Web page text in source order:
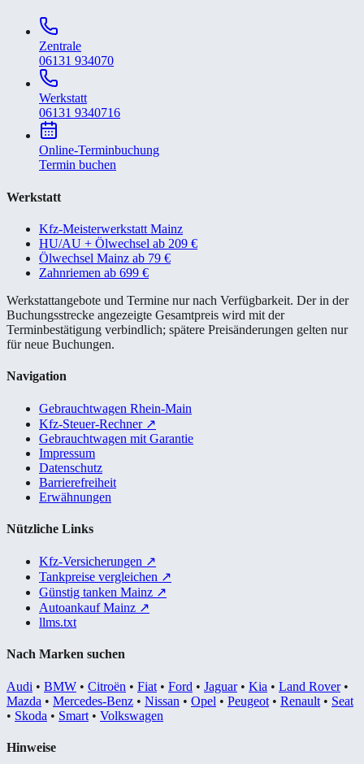
Zentrale
06131 934070
Werkstatt
06131 9340716
Online-Terminbuchung
Termin buchen
Werkstatt
Kfz-Meisterwerkstatt Mainz
HU/AU + Ölwechsel ab 209 €
Ölwechsel Mainz ab 79 €
Zahnriemen ab 699 €
Werkstattangebote und Termine nur nach Verfügbarkeit. Der in der
Buchungsstrecke angezeigte Gesamtpreis wird mit der
Terminbestätigung verbindlich; spätere Preisänderungen gelten nur
für neue Buchungen.
Navigation
Gebrauchtwagen Rhein-Main
Kfz-Steuer-Rechner ↗
Gebrauchtwagen mit Garantie
Impressum
Datenschutz
Barrierefreiheit
Erwähnungen
Nützliche Links
Kfz-Versicherungen ↗
Tankpreise vergleichen ↗
Günstig tanken Mainz ↗
Autoankauf Mainz ↗
llms.txt
Nach Marken suchen
Audi • BMW • Citroën • Fiat • Ford • Jaguar• Kia • Land Rover•
Mazda • Mercedes-Benz • Nissan • Opel • Peugeot • Renault • Seat
• Skoda • Smart • Volkswagen
Hinweise